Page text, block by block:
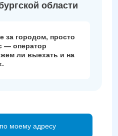
моему адресу
области
за городом, просто
— оператор
ли выехать и на